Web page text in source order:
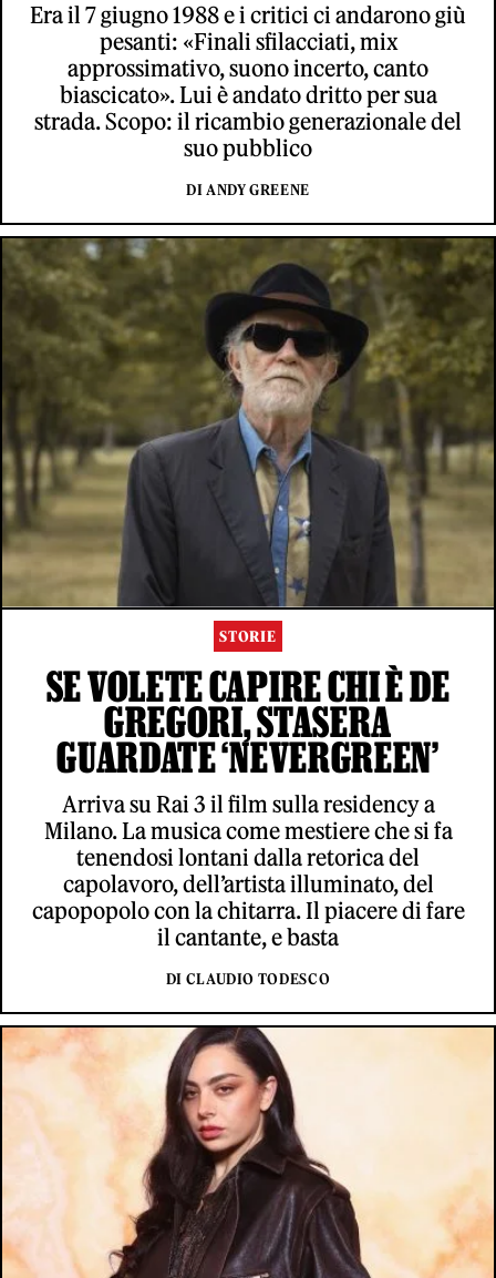
Era il 7 giugno 1988 e i critici ci andarono giù
pesanti: «Finali sfilacciati, mix
approssimativo, suono incerto, canto
biascicato». Lui è andato dritto per sua
strada. Scopo: il ricambio generazionale del
suo pubblico
DI ANDY GREENE
STORIE
SE VOLETE CAPIRE CHI È DE
GREGORI, STASERA
GUARDATE ‘NEVERGREEN’
Arriva su Rai 3 il film sulla residency a
Milano. La musica come mestiere che si fa
tenendosi lontani dalla retorica del
capolavoro, dell’artista illuminato, del
capopopolo con la chitarra. Il piacere di fare
il cantante, e basta
DI CLAUDIO TODESCO